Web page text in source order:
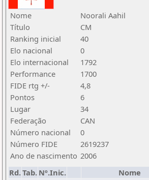
Nome
Noorali Aahil
Título
CM
Ranking inicial
40
Elo nacional
0
Elo internacional
1792
Performance
1700
FIDE rtg +/-
4,8
Pontos
6
Lugar
34
Federação
CAN
Número nacional
0
Número FIDE
2619237
Ano de nascimento 2006
Rd.Tab. Nº.Inic. Nome